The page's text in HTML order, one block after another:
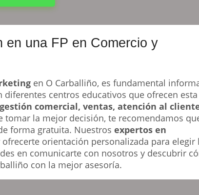
en una FP en Comercio y
en O Carballiño, es fundamental
centros educativos que ofrecen esta
gestión comercial, ventas, atención al
tomar la mejor decisión, te recomendamos
forma gratuita. Nuestros expertos en
orientación personalizada para elegir
en comunicarte con nosotros y descubrir
con la mejor asesoría.